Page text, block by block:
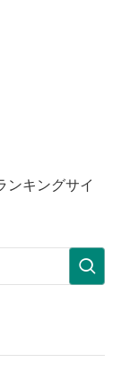
ンキングサイ